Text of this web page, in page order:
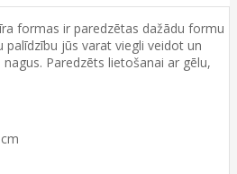
formas ir paredzētas dažādu formu
palīdzību jūs varat viegli veidot un
Paredzēts lietošanai ar gēlu,